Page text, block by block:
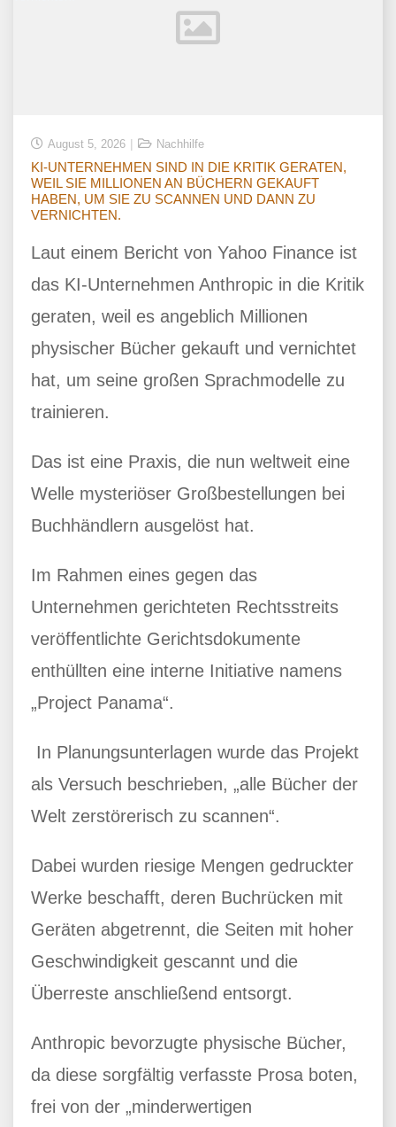
August 5, 2026 Nachhilfe
KI-UNTERNEHMEN SIND IN DIE KRITIK GERATEN,
WEIL SIE MILLIONEN AN BÜCHERN GEKAUFT
HABEN, UM SIE ZU SCANNEN UND DANN ZU
VERNICHTEN.
Laut einem Bericht von Yahoo Finance ist
das KI-Unternehmen Anthropic in die Kritik
geraten, weil es angeblich Millionen
physischer Bücher gekauft und vernichtet
hat, um seine großen Sprachmodelle zu
trainieren.
Das ist eine Praxis, die nun weltweit eine
Welle mysteriöser Großbestellungen bei
Buchhändlern ausgelöst hat.
Im Rahmen eines gegen das
Unternehmen gerichteten Rechtsstreits
veröffentlichte Gerichtsdokumente
enthüllten eine interne Initiative namens
„Project Panama“.
In Planungsunterlagen wurde das Projekt
als Versuch beschrieben, „alle Bücher der
Welt zerstörerisch zu scannen“.
Dabei wurden riesige Mengen gedruckter
Werke beschafft, deren Buchrücken mit
Geräten abgetrennt, die Seiten mit hoher
Geschwindigkeit gescannt und die
Überreste anschließend entsorgt.
Anthropic bevorzugte physische Bücher,
da diese sorgfältig verfasste Prosa boten,
frei von der „minderwertigen